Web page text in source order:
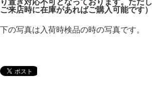
り置き対応不可となっております。ただし
ご来店時に在庫があればご購入可能です）
下の写真は入荷時検品の時の写真です。